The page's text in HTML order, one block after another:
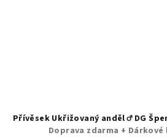
Přívěsek Ukřižovaný anděl ♂️ DG
Doprava zdarma +